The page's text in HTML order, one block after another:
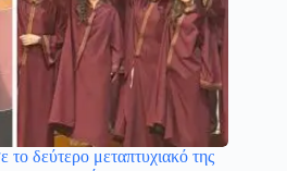
δεύτερο μεταπτυχιακό της